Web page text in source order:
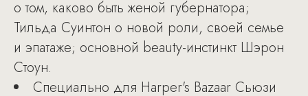
о том, каково быть женой губернатора;
Тильда Суинтон о новой роли, своей семье
и эпатаже; основной beauty-инстинкт Шэрон
Стоун.
Специально для Harper's Bazaar Сьюзи